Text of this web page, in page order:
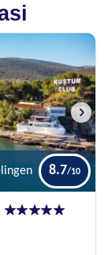
8.7